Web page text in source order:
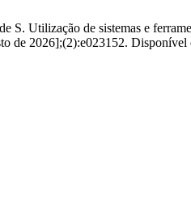
S. Utilização de sistemas e
de 2026];(2):e023152. Disponível